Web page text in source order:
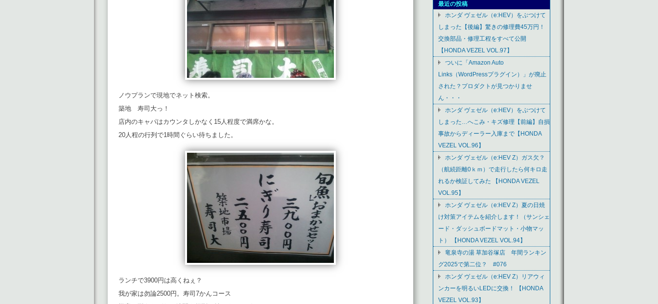
ノウプランで現地でネット検索。
築地 寿司大っ！
店内のキャパはカウンタしかなく15人程度で満席かな。
20人程の行列で1時間ぐらい待ちました。
ランチで3900円は高くねぇ？
我が家は勿論2500円。寿司7かんコース
最近の投稿
ホンダ ヴェゼル（e:HEV）をぶつけて
しまった【後編】驚きの修理費45万円！
交換部品・修理工程をすべて公開
【HONDA VEZEL VOL.97】
ついに「Amazon Auto
Links（WordPressプラグイン）」が廃止
された？プロダクトが見つかりませ
ん・・・
ホンダ ヴェゼル（e:HEV）をぶつけて
しまった…へこみ・キズ修理【前編】自損
事故からディーラー入庫まで【HONDA
VEZEL VOL.96】
ホンダ ヴェゼル（e:HEV Z）ガス欠？
（航続距離0ｋｍ）で走行したら何キロ走
れるか検証してみた 【HONDA VEZEL
VOL.95】
ホンダ ヴェゼル（e:HEV Z）夏の日焼
け対策アイテムを紹介します！（サンシェ
ード・ダッシュボードマット・小物マッ
ト） 【HONDA VEZEL VOL.94】
竜泉寺の湯 草加谷塚店 年間ランキン
グ2025で第二位？ #076
ホンダ ヴェゼル（e:HEV Z）リアウィ
ンカーを明るいLEDに交換！ 【HONDA
VEZEL VOL.93】